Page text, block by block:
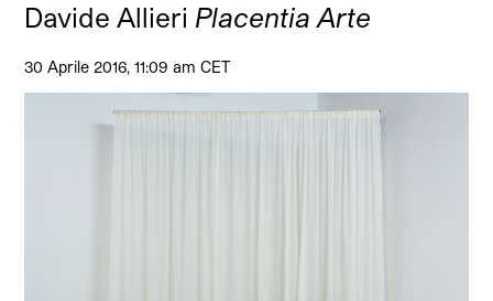
Davide Allieri Placentia Arte
30 Aprile 2016, 11:09 am CET